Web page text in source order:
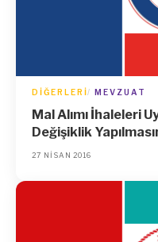
DIĞERLERI MEVZUAT
Mal Alımı İhaleleri
Değişiklik
27 NISAN 2016